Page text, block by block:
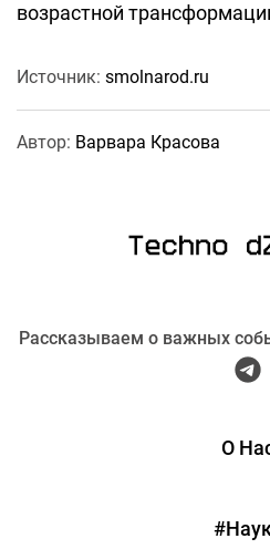
возрастной
Источник: smolnarod.ru
Автор: Варвара Красова
Рассказываем о важных
О